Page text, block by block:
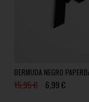
BERMUDA NEGRO
15,95 € 6,99 €